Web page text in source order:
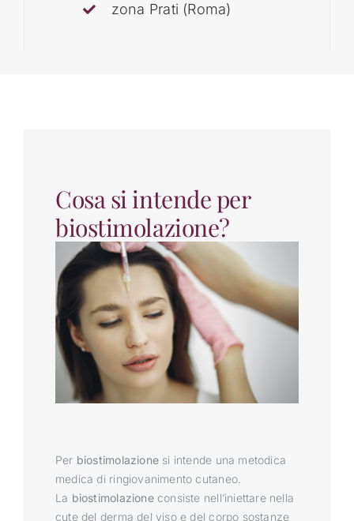
zona Prati (Roma)
Cosa si intende per
biostimolazione?
Per biostimolazione si intende una metodica
medica di ringiovanimento cutaneo.
La biostimolazioneconsiste nell’iniettare nella
cute del derma del viso e del corpo sostanze